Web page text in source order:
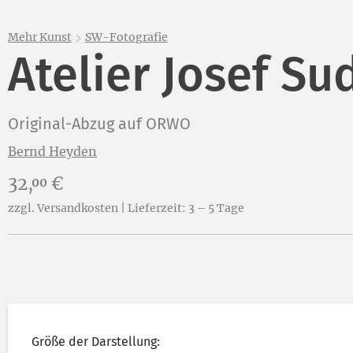
Mehr Kunst SW-Fotografie
Atelier Josef
Original-Abzug auf ORWO
Bernd Heyden
Preis:
32,00 €
zzgl. Versandkosten | Lieferzeit: 3 – 5 Tage
Größe der Darstellung: